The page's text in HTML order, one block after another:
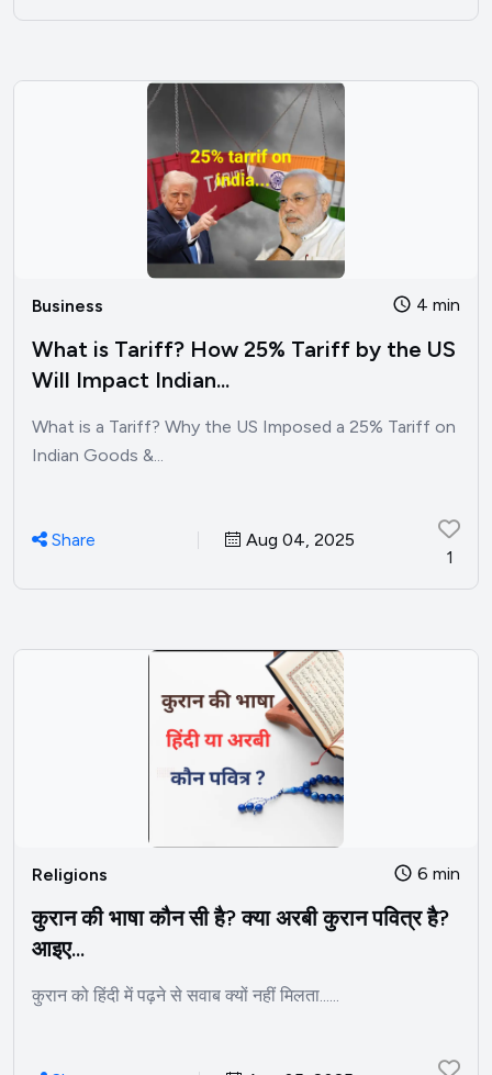
Business 4 min
What is Tariff? How 25% Tariff by the US
Will Impact Indian...
What is a Tariff? Why the US Imposed a 25% Tariff on
Indian Goods &...
Share
Aug 04, 2025
1
Religions 6 min
कुरान की भाषा कौन सी है? क्या अरबी कुरान पवित्र है?
आइए...
कुरान को हिंदी में पढ़ने से सवाब क्यों नहीं मिलता......